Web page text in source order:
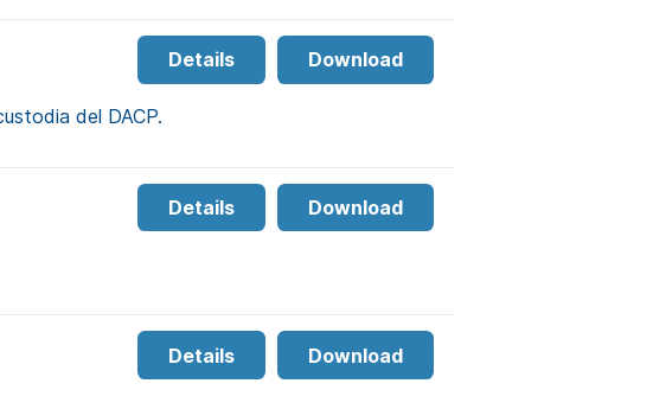
Download
Details
del DACP.
Download
Details
Download
Details